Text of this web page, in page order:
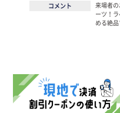
コメント
来場者
ーツ！
める絶